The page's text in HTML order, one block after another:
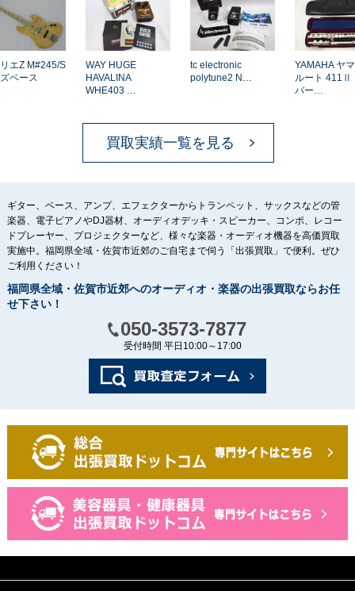
エZ M#245/S
ベース
WAY HUGE
HAVALINA
WHE403 …
tc electronic
polytune2 N…
YAMAHA ヤマ
ルート 411Ⅱ
バー…
買取実績一覧を見る
ギター、ベース、アンプ、エフェクターからトランペット、サックスなどの管
楽器、電子ピアノやDJ器材、オーディオデッキ・スピーカー、コンポ、レコー
ドプレーヤー、プロジェクターなど、様々な楽器・オーディオ機器を高価買取
実施中。福岡県全域・佐賀市近郊のご自宅まで伺う「出張買取」で便利。ぜひ
ご利用ください！
福岡県全域・佐賀市近郊へのオーディオ・楽器の出張買取ならお任
せ下さい！
050-3573-7877
受付時間 平日10:00～17:00